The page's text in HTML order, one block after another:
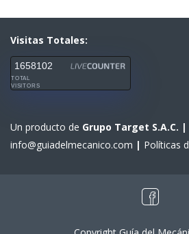
Visitas Totales:
1658102
TOTAL
VISITORS
Un producto de Grupo Target S.A.C. |
info@guiadelmecanico.com | Políticas